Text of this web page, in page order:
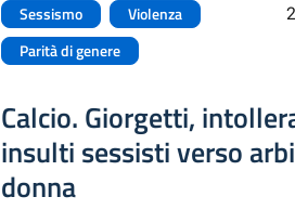
Sessismo
Violenza
Parità di genere
Calcio. Giorgetti,
insulti sessisti verso
donna